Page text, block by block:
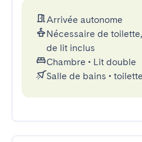
Arrivée autonome
Nécessaire de
de lit inclus
Chambre • Lit double
Salle de bains •